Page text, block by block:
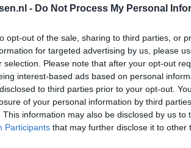
- Do Not Process My Personal
opt-out of the sale, sharing to third parties, or
for targeted advertising by us, please
selection. Please note that after your opt-out
interest-based ads based on personal
to third parties prior to your opt-out.
of your personal information by third
This information may also be disclosed by us to
Participants that may further disclose it to other
zo ziet de route naar PEC eruit
Ajax met lege handen achter
verlaten
als Ajax-aanvoerder’